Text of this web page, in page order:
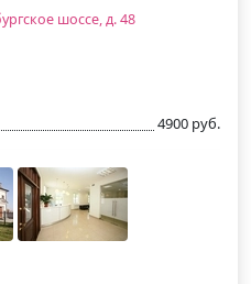
шоссе, д. 48
4900 руб.